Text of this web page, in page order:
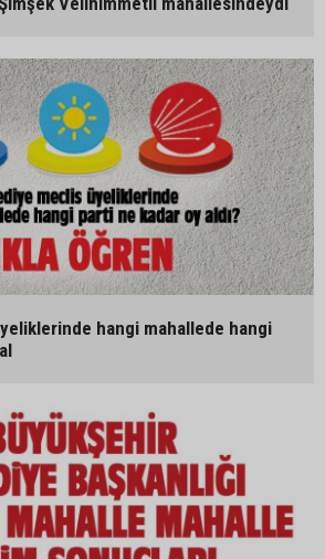
hangi mahallede hangi